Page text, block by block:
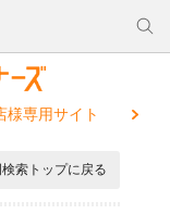
様専用サイト
索トップに戻る